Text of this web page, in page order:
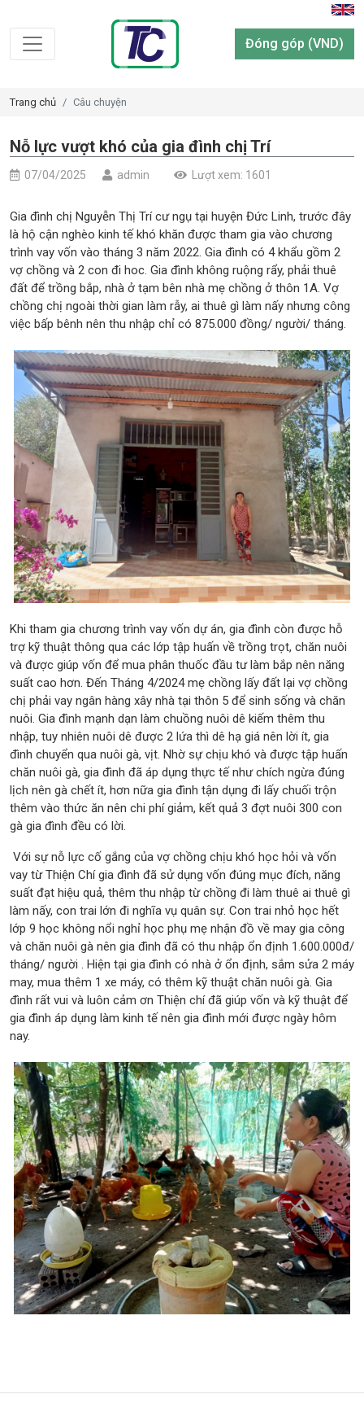
Đóng góp (VND)
Trang chủ Câu chuyện
Nỗ lực vượt khó của gia đình chị Trí
07/04/2025 admin Lượt xem: 1601
Gia đình chị Nguyễn Thị Trí cư ngụ tại huyện Đức Linh, trước đây
là hộ cận nghèo kinh tế khó khăn được tham gia vào chương
trình vay vốn vào tháng 3 năm 2022. Gia đình có 4 khẩu gồm 2
vợ chồng và 2 con đi hoc. Gia đình không ruộng rẩy, phải thuê
đất để trồng bắp, nhà ở tạm bên nhà mẹ chồng ở thôn 1A. Vợ
chồng chị ngoài thời gian làm rẫy, ai thuê gì làm nấy nhưng công
việc bấp bênh nên thu nhập chỉ có 875.000 đồng/ người/ tháng.
Khi tham gia chương trình vay vốn dự án, gia đình còn được hỗ
trợ kỹ thuật thông qua các lớp tập huấn về trồng trọt, chăn nuôi
và được giúp vốn để mua phân thuốc đầu tư làm bắp nên năng
suất cao hơn. Đến Tháng 4/2024 mẹ chồng lấy đất lại vợ chồng
chị phải vay ngân hàng xây nhà tại thôn 5 để sinh sống và chăn
nuôi. Gia đình mạnh dạn làm chuồng nuôi dê kiếm thêm thu
nhập, tuy nhiên nuôi dê được 2 lứa thì dê hạ giá nên lời ít, gia
đình chuyển qua nuôi gà, vịt. Nhờ sự chịu khó và được tập huấn
chăn nuôi gà, gia đình đã áp dụng thực tế như chích ngừa đúng
lịch nên gà chết ít, hơn nữa gia đình tận dụng đi lấy chuối trộn
thêm vào thức ăn nên chi phí giảm, kết quả 3 đợt nuôi 300 con
gà gia đình đều có lời.
Với sự nỗ lực cố gắng của vợ chồng chịu khó học hỏi và vốn
vay từ Thiện Chí gia đình đã sử dụng vốn đúng mục đích, năng
suất đạt hiệu quả, thêm thu nhập từ chồng đi làm thuê ai thuê gì
làm nấy, con trai lớn đi nghĩa vụ quân sự. Con trai nhỏ học hết
lớp 9 học không nổi nghỉ học phụ mẹ nhận đồ về may gia công
và chăn nuôi gà nên gia đình đã có thu nhập ổn định 1.600.000đ/
tháng/ người . Hiện tại gia đình có nhà ở ổn định, sắm sửa 2 máy
may, mua thêm 1 xe máy, có thêm kỹ thuật chăn nuôi gà. Gia
đình rất vui và luôn cảm ơn Thiện chí đã giúp vốn và kỹ thuật để
gia đình áp dụng làm kinh tế nên gia đình mới được ngày hôm
nay.